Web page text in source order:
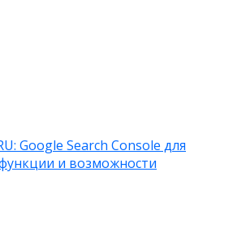
Google Search Console для
и возможности